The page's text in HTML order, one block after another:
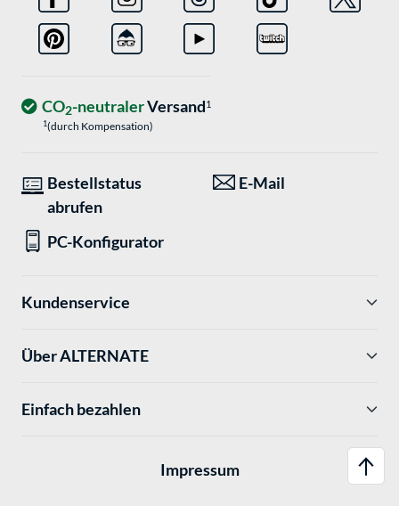
CO2-neutralerVersand1
1(durch Kompensation)
Bestellstatus
abrufen
E-Mail
PC-Konfigurator
Kundenservice
Über ALTERNATE
Einfach bezahlen
Impressum